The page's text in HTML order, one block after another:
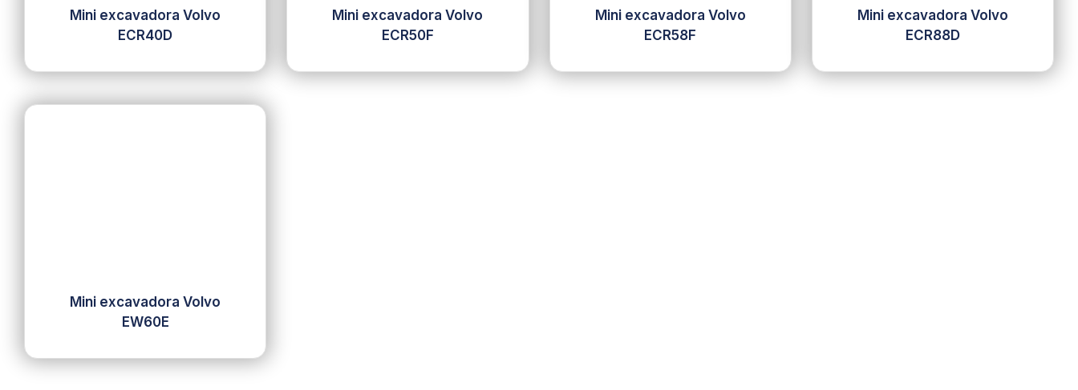
Mini excavadora Volvo
ECR40D
Mini excavadora Volvo
ECR50F
Mini excavadora Volvo
ECR58F
Mini excavadora Volvo
ECR88D
Mini excavadora Volvo
EW60E